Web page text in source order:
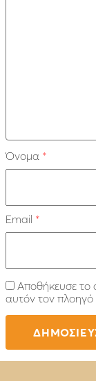
Όνομα *
Email *
Αποθήκευσε το
αυτόν τον